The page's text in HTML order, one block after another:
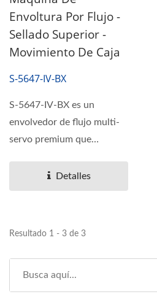
Envoltura Por Flujo -
Sellado Superior -
Movimiento De Caja
S-5647-IV-BX
S-5647-IV-BX es un
envolvedor de flujo multi-
servo premium que
película...
Detalles
Resultado 1 - 3 de 3